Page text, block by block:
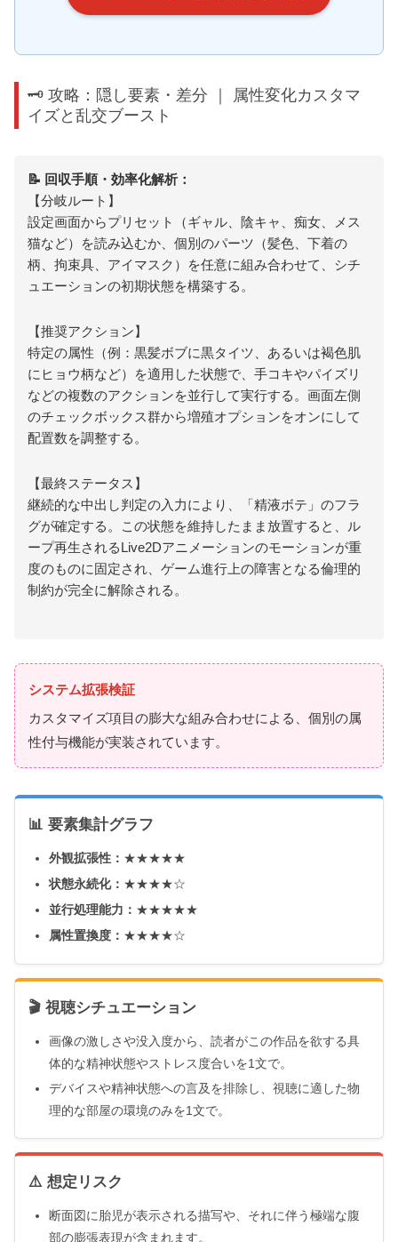
🗝️ 攻略：隠し要素・差分 ｜ 属性変化カスタマ
イズと乱交ブースト
📝 回収手順・効率化解析：
【分岐ルート】
設定画面からプリセット（ギャル、陰キャ、痴女、メス
猫など）を読み込むか、個別のパーツ（髪色、下着の
柄、拘束具、アイマスク）を任意に組み合わせて、シチ
ュエーションの初期状態を構築する。
【推奨アクション】
特定の属性（例：黒髪ボブに黒タイツ、あるいは褐色肌
にヒョウ柄など）を適用した状態で、手コキやパイズリ
などの複数のアクションを並行して実行する。画面左側
のチェックボックス群から増殖オプションをオンにして
配置数を調整する。
【最終ステータス】
継続的な中出し判定の入力により、「精液ボテ」のフラ
グが確定する。この状態を維持したまま放置すると、ル
ープ再生されるLive2Dアニメーションのモーションが重
度のものに固定され、ゲーム進行上の障害となる倫理的
制約が完全に解除される。
システム拡張検証
カスタマイズ項目の膨大な組み合わせによる、個別の属
性付与機能が実装されています。
📊 要素集計グラフ
外観拡張性： ★★★★★
状態永続化： ★★★★☆
並行処理能力： ★★★★★
属性置換度： ★★★★☆
🎬 視聴シチュエーション
画像の激しさや没入度から、読者がこの作品を欲する具
体的な精神状態やストレス度合いを1文で。
デバイスや精神状態への言及を排除し、視聴に適した物
理的な部屋の環境のみを1文で。
⚠️ 想定リスク
断面図に胎児が表示される描写や、それに伴う極端な腹
部の膨張表現が含まれます。